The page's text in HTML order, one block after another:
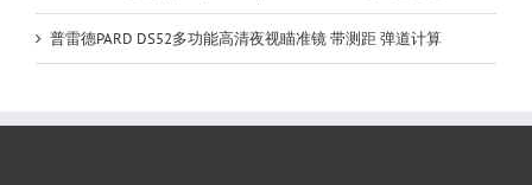
普雷德PARD DS52多功能高清夜视瞄准镜 带测距 弹道计算